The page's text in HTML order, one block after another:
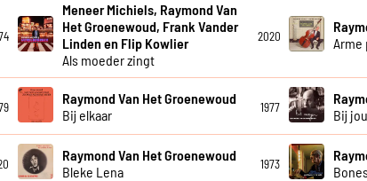
Meneer Michiels, Raymond Van
Het Groenewoud, Frank Vander
Linden en Flip Kowlier
Als moeder zingt
2020
Arme
Raymond Van Het Groenewoud
Bij elkaar
1977
Bij
Raymond Van Het Groenewoud
Bleke Lena
1973